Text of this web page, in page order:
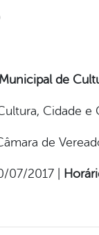
de
Cidade e
de
07/2017 |